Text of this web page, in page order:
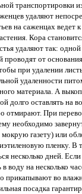
транспортировки
удаляют
на саженцах ведет
Кора
удаляют так: одной
проводят от
при удалении
удаленности
материала. А
долго оставлять на
отмирают. При
необходимо
газету) или
пленку. В
несколько дней.
воду на несколько
прикапывают во
посадка